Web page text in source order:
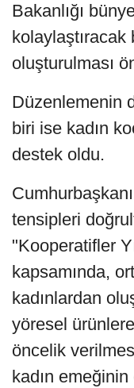
Bakanlığı
kolaylaştıracak
oluşturulması
Düzenlemenin
biri ise kadın
destek oldu.
tensipleri
"Kooperatifler
kapsamında,
kadınlardan
yöresel
öncelik
kadın